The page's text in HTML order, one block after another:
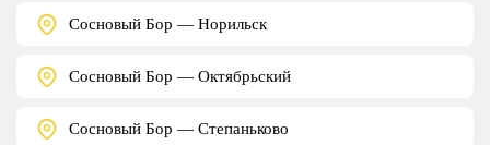
Сосновый Бор — Норильск
Сосновый Бор — Октябрьский
Сосновый Бор — Степаньково